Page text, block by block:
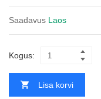
Saadavus Laos
Kogus:
Lisa korvi